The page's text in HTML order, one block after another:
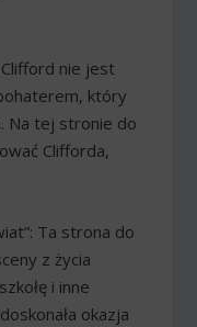
Clifford nie jest
który
Na tej stronie do
Clifforda,
Ta strona do
z życia
i inne
okazja